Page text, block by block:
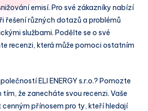
emisí. Pro své zákazníky nabízí
řešení různých dotazů a problémů
službami. Podělte se o své
recenzi, která může pomoci ostatním
ELI ENERGY s.r.o.? Pomozte
že zanecháte svou recenzi. Vaše
přínosem pro ty, kteří hledají